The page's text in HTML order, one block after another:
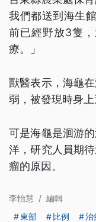
我們都送到海生
前已經野放3隻
療。」
獸醫表示，海龜
弱，被發現時身上
可是海龜是洄游
洋，研究人員期
瘤的原因。
李怡慧 / 編輯
東部
比例 治